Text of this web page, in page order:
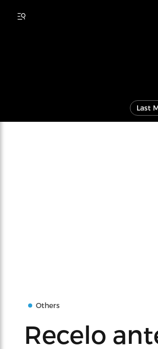
Last
Others
Recelo